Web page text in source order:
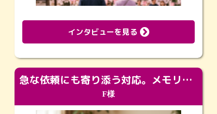
インタビューを見る
急な依頼にも寄り添う対応。メモリアルコーナーで振り返る大切な日々
F様